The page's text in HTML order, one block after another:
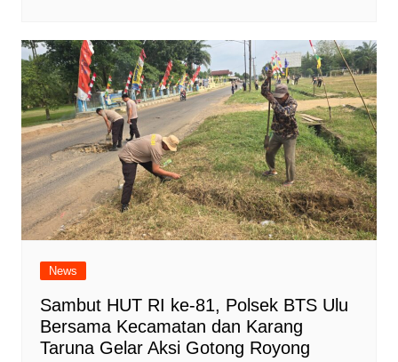
News
Sambut HUT RI ke-81, Polsek BTS Ulu
Bersama Kecamatan dan Karang
Taruna Gelar Aksi Gotong Royong